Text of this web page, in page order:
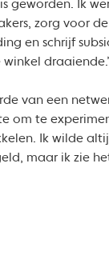
Ik
zorg voor
en schrijf
van een
om te
Ik wilde
maar ik zie